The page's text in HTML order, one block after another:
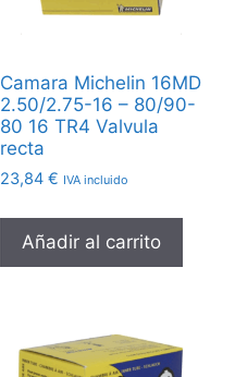
Camara Michelin 16MD
2.50/2.75-16 – 80/90-
80 16 TR4 Valvula
recta
23,84 € IVA incluido
Añadir al carrito